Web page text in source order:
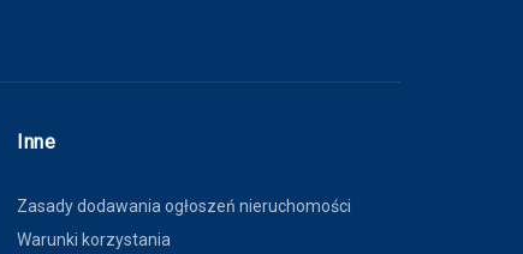
Inne
Zasady dodawania ogłoszeń nieruchomości
Warunki korzystania